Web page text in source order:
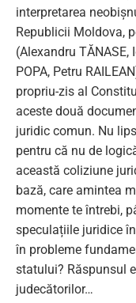
interpretarea
Republicii Moldova,
(Alexandru TĂNASE,
POPA, Petru
propriu-zis al
aceste două
juridic comun. Nu
pentru că nu de
această coliziune
bază, care amintea
momente te întrebi,
speculațiile juridice
în probleme
statului? Răspunsul
judecătorilor…